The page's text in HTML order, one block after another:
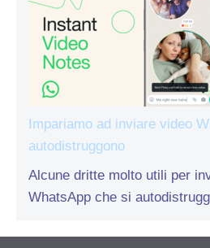
Impariamo ad inviare video
autodistruggono
Alcune dritte molto utili per
WhatsApp che si